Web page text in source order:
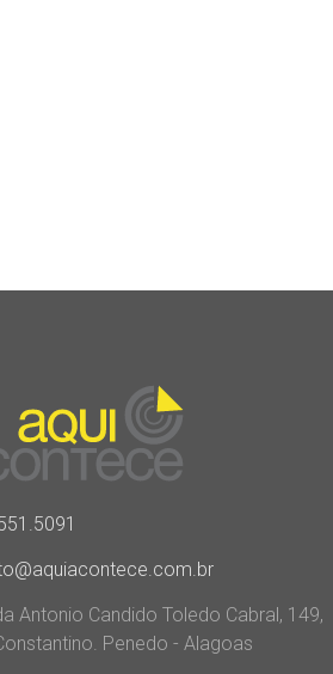
Antonio Candido Toledo Cabral, 149,
Penedo - Alagoas